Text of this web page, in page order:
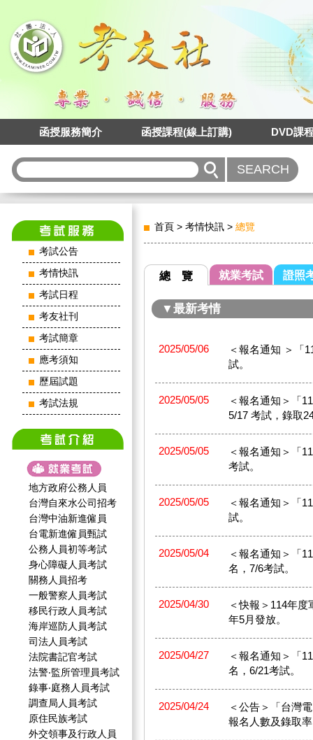
函授服務簡介 函授課程(線上訂購) DVD課
考試公告
考情快訊
考試日程
考友社刊
考試簡章
應考須知
歷屆試題
考試法規
地方政府公務人員
台灣自來水公司招考
台灣中油新進僱員
台電新進僱員甄試
公務人員初等考試
身心障礙人員考試
關務人員招考
一般警察人員考試
移民行政人員考試
海岸巡防人員考試
司法人員考試
法院書記官考試
法警‧監所管理員考試
錄事‧庭務人員考試
調查局人員考試
原住民族考試
外交領事及行政人員
首頁 > 考情快訊 > 總覽
總 覽 就業考試 證照
▼最新考情
2025/05/06
＜報名通知 ＞「
試。
2025/05/05
＜報名通知＞「
5/17 考試，錄取
2025/05/05
＜報名通知＞「
考試。
2025/05/05
＜報名通知＞「
試。
2025/05/04
＜報名通知＞「
名，7/6考試。
2025/04/30
＜快報＞114年
年5月發放。
2025/04/27
＜報名通知＞「​
名，6/21考試。
2025/04/24
＜公告＞「台灣
報名人數及錄取